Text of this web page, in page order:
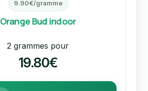
9.90€/gramme
Orange Bud indoor
2 grammes pour
19.80€